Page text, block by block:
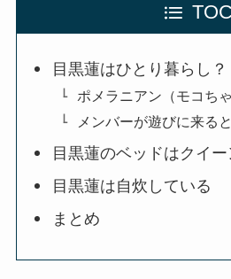
TOC
目黒蓮はひとり暮らし？
ポメラニアン（モコち
メンバーが遊びに来る
目黒蓮のベッドはクイー
目黒蓮は自炊している
まとめ